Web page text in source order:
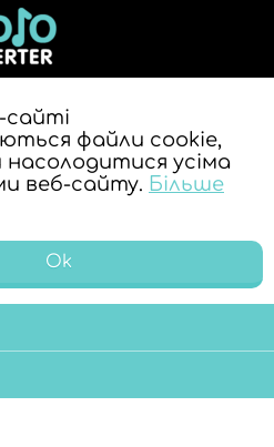
файли cookie,
усіма
веб-сайту. Більше
Ok